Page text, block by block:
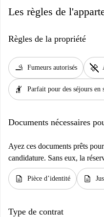
Les règles de
Règles de la propriété
smoking_rooms Fumeurs autorisés pet_supplies
hail Parfait pour des séjours en
Documents nécessaires
Ayez ces documents prêts
candidature. Sans eux, la
description Pièce d’identité description
Type de contrat